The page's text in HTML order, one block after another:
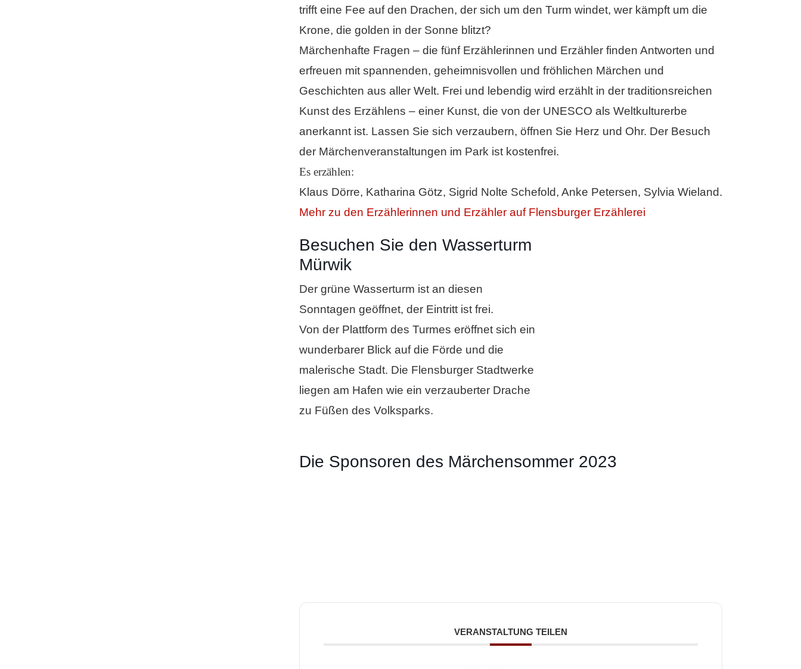
trifft eine Fee auf den Drachen, der sich um den Turm windet, wer kämpft um die
Krone, die golden in der Sonne blitzt?
Märchenhafte Fragen – die fünf Erzählerinnen und Erzähler finden Antworten und
erfreuen mit spannenden, geheimnisvollen und fröhlichen Märchen und
Geschichten aus aller Welt. Frei und lebendig wird erzählt in der traditionsreichen
Kunst des Erzählens – einer Kunst, die von der UNESCO als Weltkulturerbe
anerkannt ist. Lassen Sie sich verzaubern, öffnen Sie Herz und Ohr. Der Besuch
der Märchenveranstaltungen im Park ist kostenfrei.
Es erzählen:
Klaus Dörre, Katharina Götz, Sigrid Nolte Schefold, Anke Petersen, Sylvia Wieland.
Mehr zu den Erzählerinnen und Erzähler auf Flensburger Erzählerei
Besuchen Sie den Wasserturm
Mürwik
Der grüne Wasserturm ist an diesen
Sonntagen geöffnet, der Eintritt ist frei.
Von der Plattform des Turmes eröffnet sich ein
wunderbarer Blick auf die Förde und die
malerische Stadt. Die Flensburger Stadtwerke
liegen am Hafen wie ein verzauberter Drache
zu Füßen des Volksparks.
Die Sponsoren des Märchensommer 2023
VERANSTALTUNG TEILEN